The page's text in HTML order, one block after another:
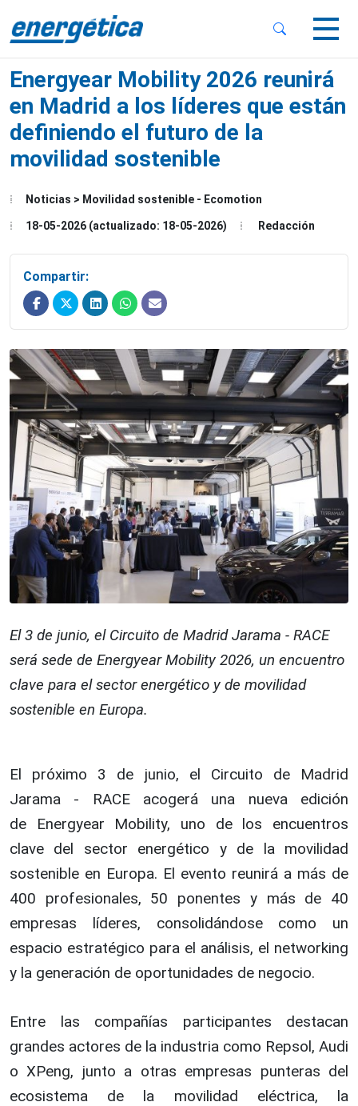
Menu
Menu
Energyear Mobility 2026 reunirá
en Madrid a los líderes que están
definiendo el futuro de la
movilidad sostenible
Noticias > Movilidad sostenible - Ecomotion
18-05-2026 (actualizado: 18-05-2026) Redacción
Compartir:
El 3 de junio, el Circuito de Madrid Jarama - RACE
será sede de Energyear Mobility 2026, un encuentro
clave para el sector energético y de movilidad
sostenible en Europa.
El próximo 3 de junio, el Circuito de Madrid
Jarama - RACE acogerá una nueva edición
de Energyear Mobility, uno de los encuentros
clave del sector energético y de la movilidad
sostenible en Europa. El evento reunirá a más de
400 profesionales, 50 ponentes y más de 40
empresas líderes, consolidándose como un
espacio estratégico para el análisis, el networking
y la generación de oportunidades de negocio.
Entre las compañías participantes destacan
grandes actores de la industria como Repsol, Audi
o XPeng, junto a otras empresas punteras del
ecosistema de la movilidad eléctrica, la